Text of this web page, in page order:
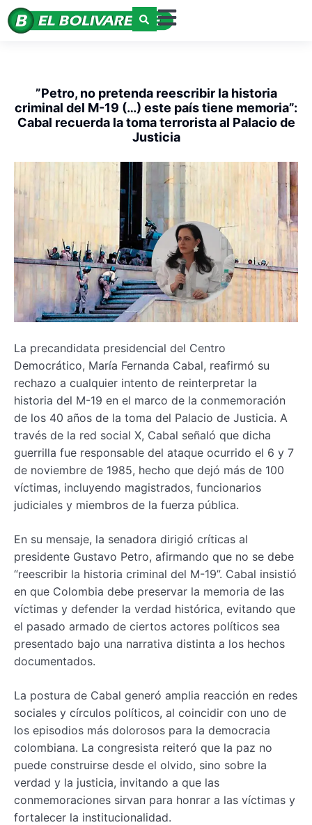
”Petro, no pretenda reescribir la historia
criminal del M-19 (…) este país tiene memoria”:
Cabal recuerda la toma terrorista al Palacio de
Justicia
La precandidata presidencial del Centro
Democrático, María Fernanda Cabal, reafirmó su
rechazo a cualquier intento de reinterpretar la
historia del M-19 en el marco de la conmemoración
de los 40 años de la toma del Palacio de Justicia. A
través de la red social X, Cabal señaló que dicha
guerrilla fue responsable del ataque ocurrido el 6 y 7
de noviembre de 1985, hecho que dejó más de 100
víctimas, incluyendo magistrados, funcionarios
judiciales y miembros de la fuerza pública.
En su mensaje, la senadora dirigió críticas al
presidente Gustavo Petro, afirmando que no se debe
“reescribir la historia criminal del M-19”. Cabal insistió
en que Colombia debe preservar la memoria de las
víctimas y defender la verdad histórica, evitando que
el pasado armado de ciertos actores políticos sea
presentado bajo una narrativa distinta a los hechos
documentados.
La postura de Cabal generó amplia reacción en redes
sociales y círculos políticos, al coincidir con uno de
los episodios más dolorosos para la democracia
colombiana. La congresista reiteró que la paz no
puede construirse desde el olvido, sino sobre la
verdad y la justicia, invitando a que las
conmemoraciones sirvan para honrar a las víctimas y
fortalecer la institucionalidad.